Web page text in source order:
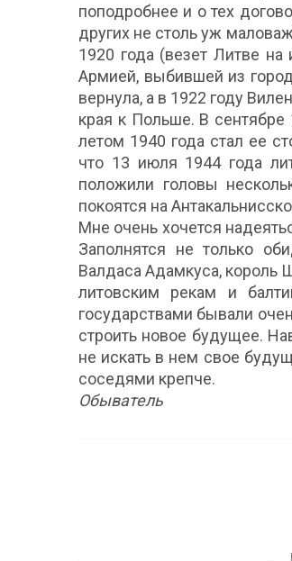
поподробнее и о тех
других не столь уж
1920 года (везет Литве
Армией, выбившей из
вернула, а в 1922 году
края к Польше. В
летом 1940 года стал ее
что 13 июля 1944 года
положили головы
покоятся на
Мне очень хочется
Заполнятся не только
Валдаса Адамкуса, король
литовским рекам и
государствами бывали
строить новое будущее.
не искать в нем свое
соседями крепче.
Обыватель